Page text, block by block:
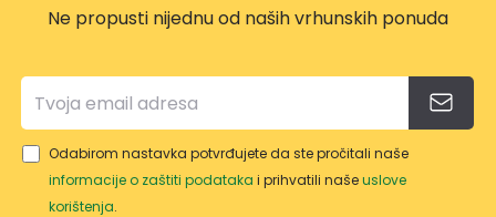
Ne propusti nijednu od naših vrhunskih ponuda
Odabirom nastavka potvrđujete da ste pročitali naše
informacije o zaštiti podataka i prihvatili našeuslove
korištenja.